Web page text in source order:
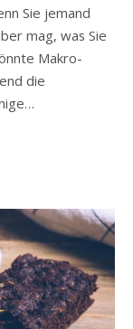
Sie jemand
mag, was Sie
Makro-
die